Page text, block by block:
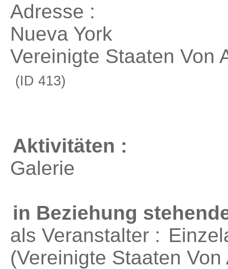
Adresse :
Nueva York
Vereinigte Staaten Von
(ID 413)
Aktivitäten :
Galerie
in Beziehung
als Veranstalter :
(Vereinigte Staaten